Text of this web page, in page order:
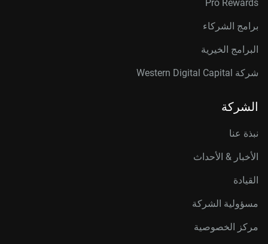
Pro Rewards
برامج الشركاء
البرامج الخيرية
شركة Western Digital Capital
الشركة
نبذة عنا
الأخبار & الأحداث
القيادة
مسؤولية الشركة
مركز الخصوصية